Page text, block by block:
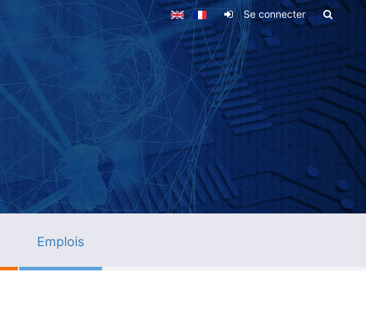
Se connecter
Emplois